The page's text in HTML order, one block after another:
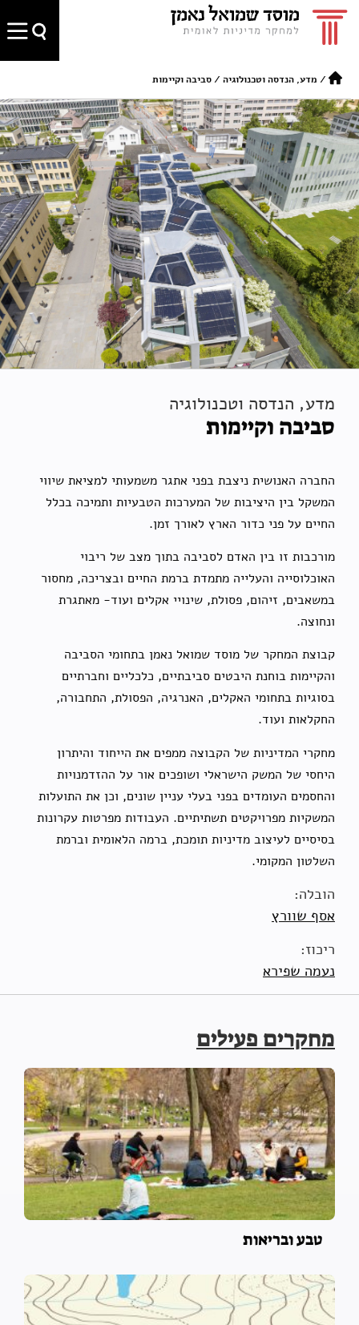
/ מדע, הנדסה וטכנולוגיה /סביבה וקיימות
מדע, הנדסה וטכנולוגיה
סביבה וקיימות
החברה האנושית ניצבת בפני אתגר משמעותי למציאת שיווי
המשקל בין היציבות של המערכות הטבעיות ותמיכה בכלל
החיים על פני כדור הארץ לאורך זמן.
מורכבות זו בין האדם לסביבה בתוך מצב של ריבוי
האוכלוסייה והעלייה מתמדת ברמת החיים ובצריכה, מחסור
במשאבים, זיהום, פסולת, שינויי אקלים ועוד- מאתגרת
ונחוצה.
קבוצת המחקר של מוסד שמואל נאמן בתחומי הסביבה
והקיימות בוחנת היבטים סביבתיים, כלכליים וחברתיים
בסוגיות בתחומי האקלים, האנרגיה, הפסולת, התחבורה,
החקלאות ועוד.
מחקרי המדיניות של הקבוצה ממפים את הייחוד והיתרון
היחסי של המשק הישראלי ושופכים אור על ההזדמנויות
והחסמים העומדים בפני בעלי עניין שונים, וכן את התועלות
המשקיות מפרויקטים תשתיתיים. העבודות מפרטות עקרונות
בסיסיים לעיצוב מדיניות תומכת, ברמה הלאומית וברמת
השלטון המקומי.
הובלה:
אסף שוורץ
ריכוז:
נעמה שפירא
מחקרים פעילים
טבע ובריאות